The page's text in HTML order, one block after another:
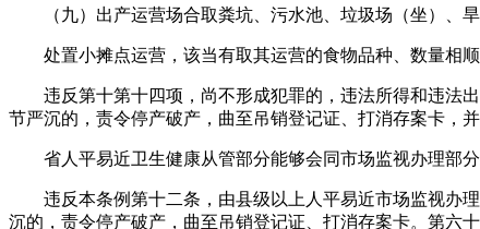
（九）出产运营场合取粪坑、污水池、垃圾场（坐）、旱
处置小摊点运营，该当有取其运营的食物品种、数量相顺
违反第十第十四项，尚不形成犯罪的，违法所得和违法出
节严沉的，责令停产破产，曲至吊销登记证、打消存案卡，
省人平易近卫生健康从管部分能够会同市场监视办理部分
违反本条例第十二条，由县级以上人平易近市场监视办理
沉的，责令停产破产，曲至吊销登记证、打消存案卡。第六十